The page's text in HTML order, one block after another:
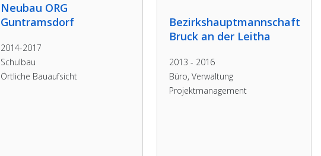
Neubau ORG
Guntramsdorf
2014-2017
Schulbau
Örtliche Bauaufsicht
Bezirkshauptmannschaft
Bruck an der Leitha
2013 - 2016
Büro, Verwaltung
Projektmanagement